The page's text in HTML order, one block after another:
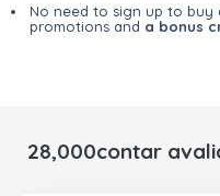
No need to sign up to buy
promotions and a bonus
28,000contar